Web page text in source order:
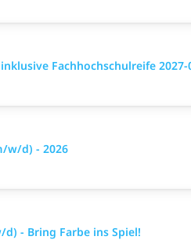
Fachhochschulreife 2027-
w/d) - 2026
- Bring Farbe ins Spiel!